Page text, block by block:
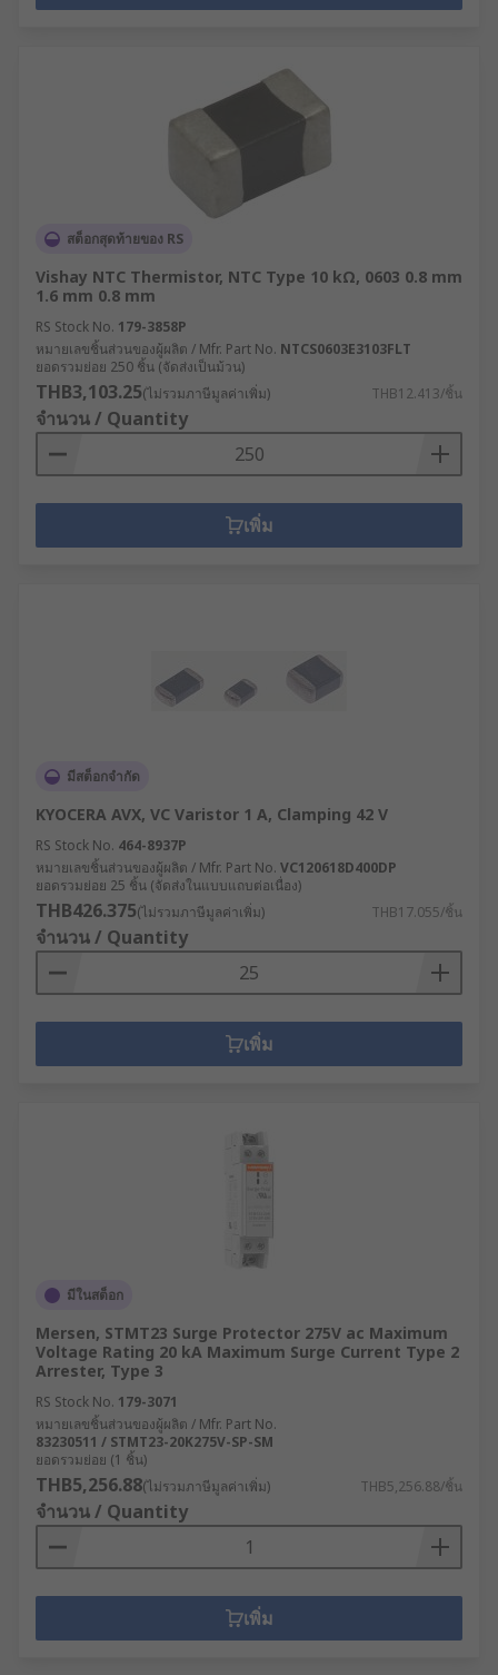
สต็อกสุดท้ายของ RS
Vishay NTC Thermistor, NTC Type 10 kΩ, 0603 0.8 mm
1.6 mm 0.8 mm
RS Stock No. 179-3858P
หมายเลขชิ้นส่วนของผู้ผลิต / Mfr. Part No. NTCS0603E3103FLT
ยอดรวมย่อย 250 ชิ้น (จัดส่งเป็นม้วน)
THB3,103.25(ไม่รวมภาษีมูลค่าเพิ่ม) THB12.413/ชิ้น
จำนวน / Quantity
เพิ่ม
มีสต็อกจำกัด
KYOCERA AVX, VC Varistor 1 A, Clamping 42 V
RS Stock No. 464-8937P
หมายเลขชิ้นส่วนของผู้ผลิต / Mfr. Part No. VC120618D400DP
ยอดรวมย่อย 25 ชิ้น (จัดส่งในแบบแถบต่อเนื่อง)
THB426.375(ไม่รวมภาษีมูลค่าเพิ่ม) THB17.055/ชิ้น
จำนวน / Quantity
เพิ่ม
มีในสต็อก
Mersen, STMT23 Surge Protector 275V ac Maximum
Voltage Rating 20 kA Maximum Surge Current Type 2
Arrester, Type 3
RS Stock No. 179-3071
หมายเลขชิ้นส่วนของผู้ผลิต / Mfr. Part No.
83230511 / STMT23-20K275V-SP-SM
ยอดรวมย่อย (1 ชิ้น)
THB5,256.88(ไม่รวมภาษีมูลค่าเพิ่ม) THB5,256.88/ชิ้น
จำนวน / Quantity
เพิ่ม